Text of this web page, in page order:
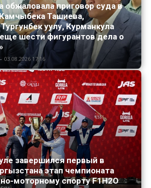
обжаловала приговор суда в
Ташиева,
уулу, Курманкула
шести фигурантов дела о
- 03.08.2026 17:16
завершился первый в
этап чемпионата
моторному спорту F1H2O